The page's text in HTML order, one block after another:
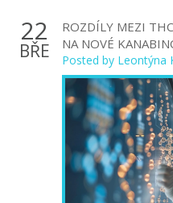
22
BŘE
ROZDÍLY MEZI
NA NOVÉ
Posted by Leontýna